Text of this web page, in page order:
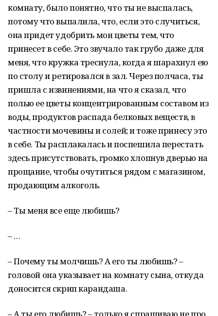
комнату, было понятно, что ты не выспалась,
потому что выпалила, что, если это случиться,
она придет удобрить мои цветы тем, что
принесет в себе. Это звучало так грубо даже для
меня, что кружка треснула, когда я шарахнул ею
по столу и ретировался в зал. Через полчаса, ты
пришла с извинениями, на что я сказал, что
полью ее цветы концентрированным составом из
воды, продуктов распада белковых веществ, в
частности мочевины и солей; и тоже принесу это
в себе. Ты расплакалась и поспешила перестать
здесь присутствовать, громко хлопнув дверью на
прощание, чтобы очутиться рядом с магазином,
продающим алкоголь.
– Ты меня все еще любишь?
– …
– Почему ты молчишь? А его ты любишь? –
головой она указывает на комнату сына, откуда
доносится скрип карандаша.